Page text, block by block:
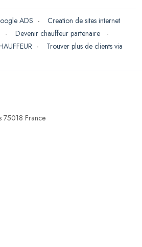
ADS - Creation de sites internet
- Devenir chauffeur partenaire
-
- Trouver plus de clients via
75018 France